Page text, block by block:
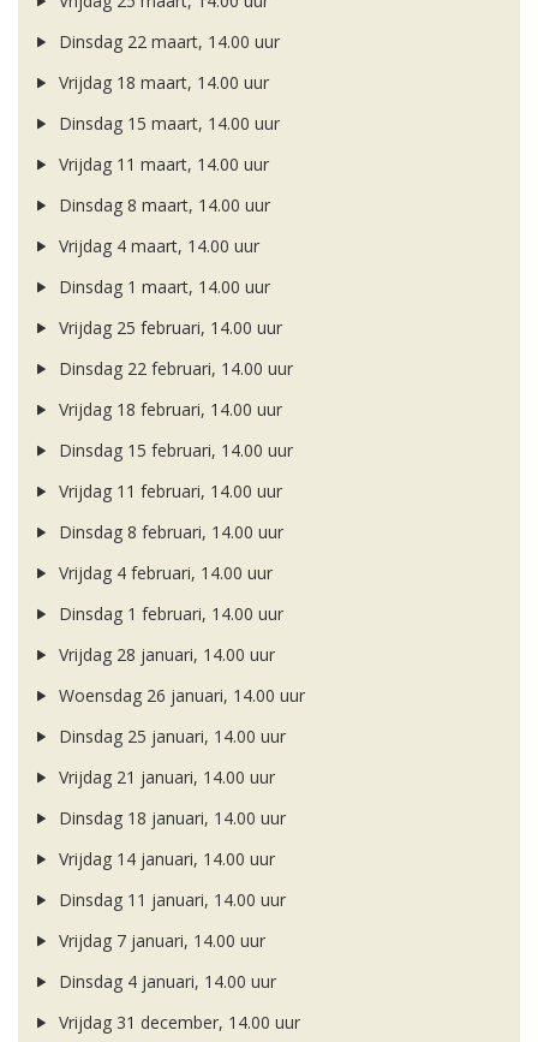
Dinsdag 22 maart, 14.00 uur
Vrijdag 18 maart, 14.00 uur
Dinsdag 15 maart, 14.00 uur
Vrijdag 11 maart, 14.00 uur
Dinsdag 8 maart, 14.00 uur
Vrijdag 4 maart, 14.00 uur
Dinsdag 1 maart, 14.00 uur
Vrijdag 25 februari, 14.00 uur
Dinsdag 22 februari, 14.00 uur
Vrijdag 18 februari, 14.00 uur
Dinsdag 15 februari, 14.00 uur
Vrijdag 11 februari, 14.00 uur
Dinsdag 8 februari, 14.00 uur
Vrijdag 4 februari, 14.00 uur
Dinsdag 1 februari, 14.00 uur
Vrijdag 28 januari, 14.00 uur
Woensdag 26 januari, 14.00 uur
Dinsdag 25 januari, 14.00 uur
Vrijdag 21 januari, 14.00 uur
Dinsdag 18 januari, 14.00 uur
Vrijdag 14 januari, 14.00 uur
Dinsdag 11 januari, 14.00 uur
Vrijdag 7 januari, 14.00 uur
Dinsdag 4 januari, 14.00 uur
Vrijdag 31 december, 14.00 uur